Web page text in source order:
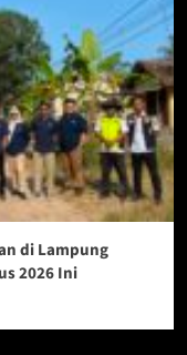
di Lampung
2026 Ini